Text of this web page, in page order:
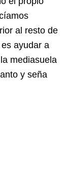
al resto de
ayudar a
mediasuela
y seña